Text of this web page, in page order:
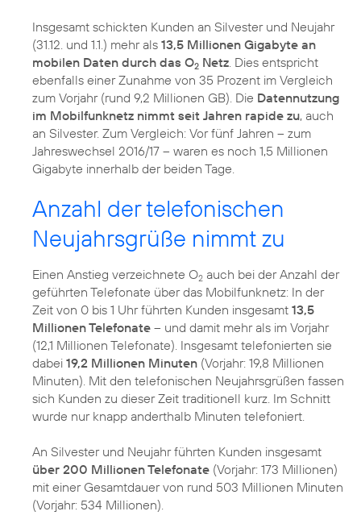
Insgesamt schickten Kunden an Silvester und Neujahr
(31.12. und 1.1.) mehr als 13,5 Millionen Gigabyte an
mobilen Daten durch das O2 Netz . Dies entspricht
ebenfalls einer Zunahme von 35 Prozent im Vergleich
zum Vorjahr (rund 9,2 Millionen GB). Die Datennutzung
im Mobilfunknetz nimmt seit Jahren rapide zu, auch
an Silvester. Zum Vergleich: Vor fünf Jahren – zum
Jahreswechsel 2016/17 – waren es noch 1,5 Millionen
Gigabyte innerhalb der beiden Tage.
Anzahl der telefonischen
Neujahrsgrüße nimmt zu
Einen Anstieg verzeichnete O2 auch bei der Anzahl der
geführten Telefonate über das Mobilfunknetz: In der
Zeit von 0 bis 1 Uhr führten Kunden insgesamt 13,5
Millionen Telefonate – und damit mehr als im Vorjahr
(12,1 Millionen Telefonate). Insgesamt telefonierten sie
dabei 19,2 Millionen Minuten (Vorjahr: 19,8 Millionen
Minuten). Mit den telefonischen Neujahrsgrüßen fassen
sich Kunden zu dieser Zeit traditionell kurz. Im Schnitt
wurde nur knapp anderthalb Minuten telefoniert.
An Silvester und Neujahr führten Kunden insgesamt
über 200 Millionen Telefonate (Vorjahr: 173 Millionen)
mit einer Gesamtdauer von rund 503 Millionen Minuten
(Vorjahr: 534 Millionen).